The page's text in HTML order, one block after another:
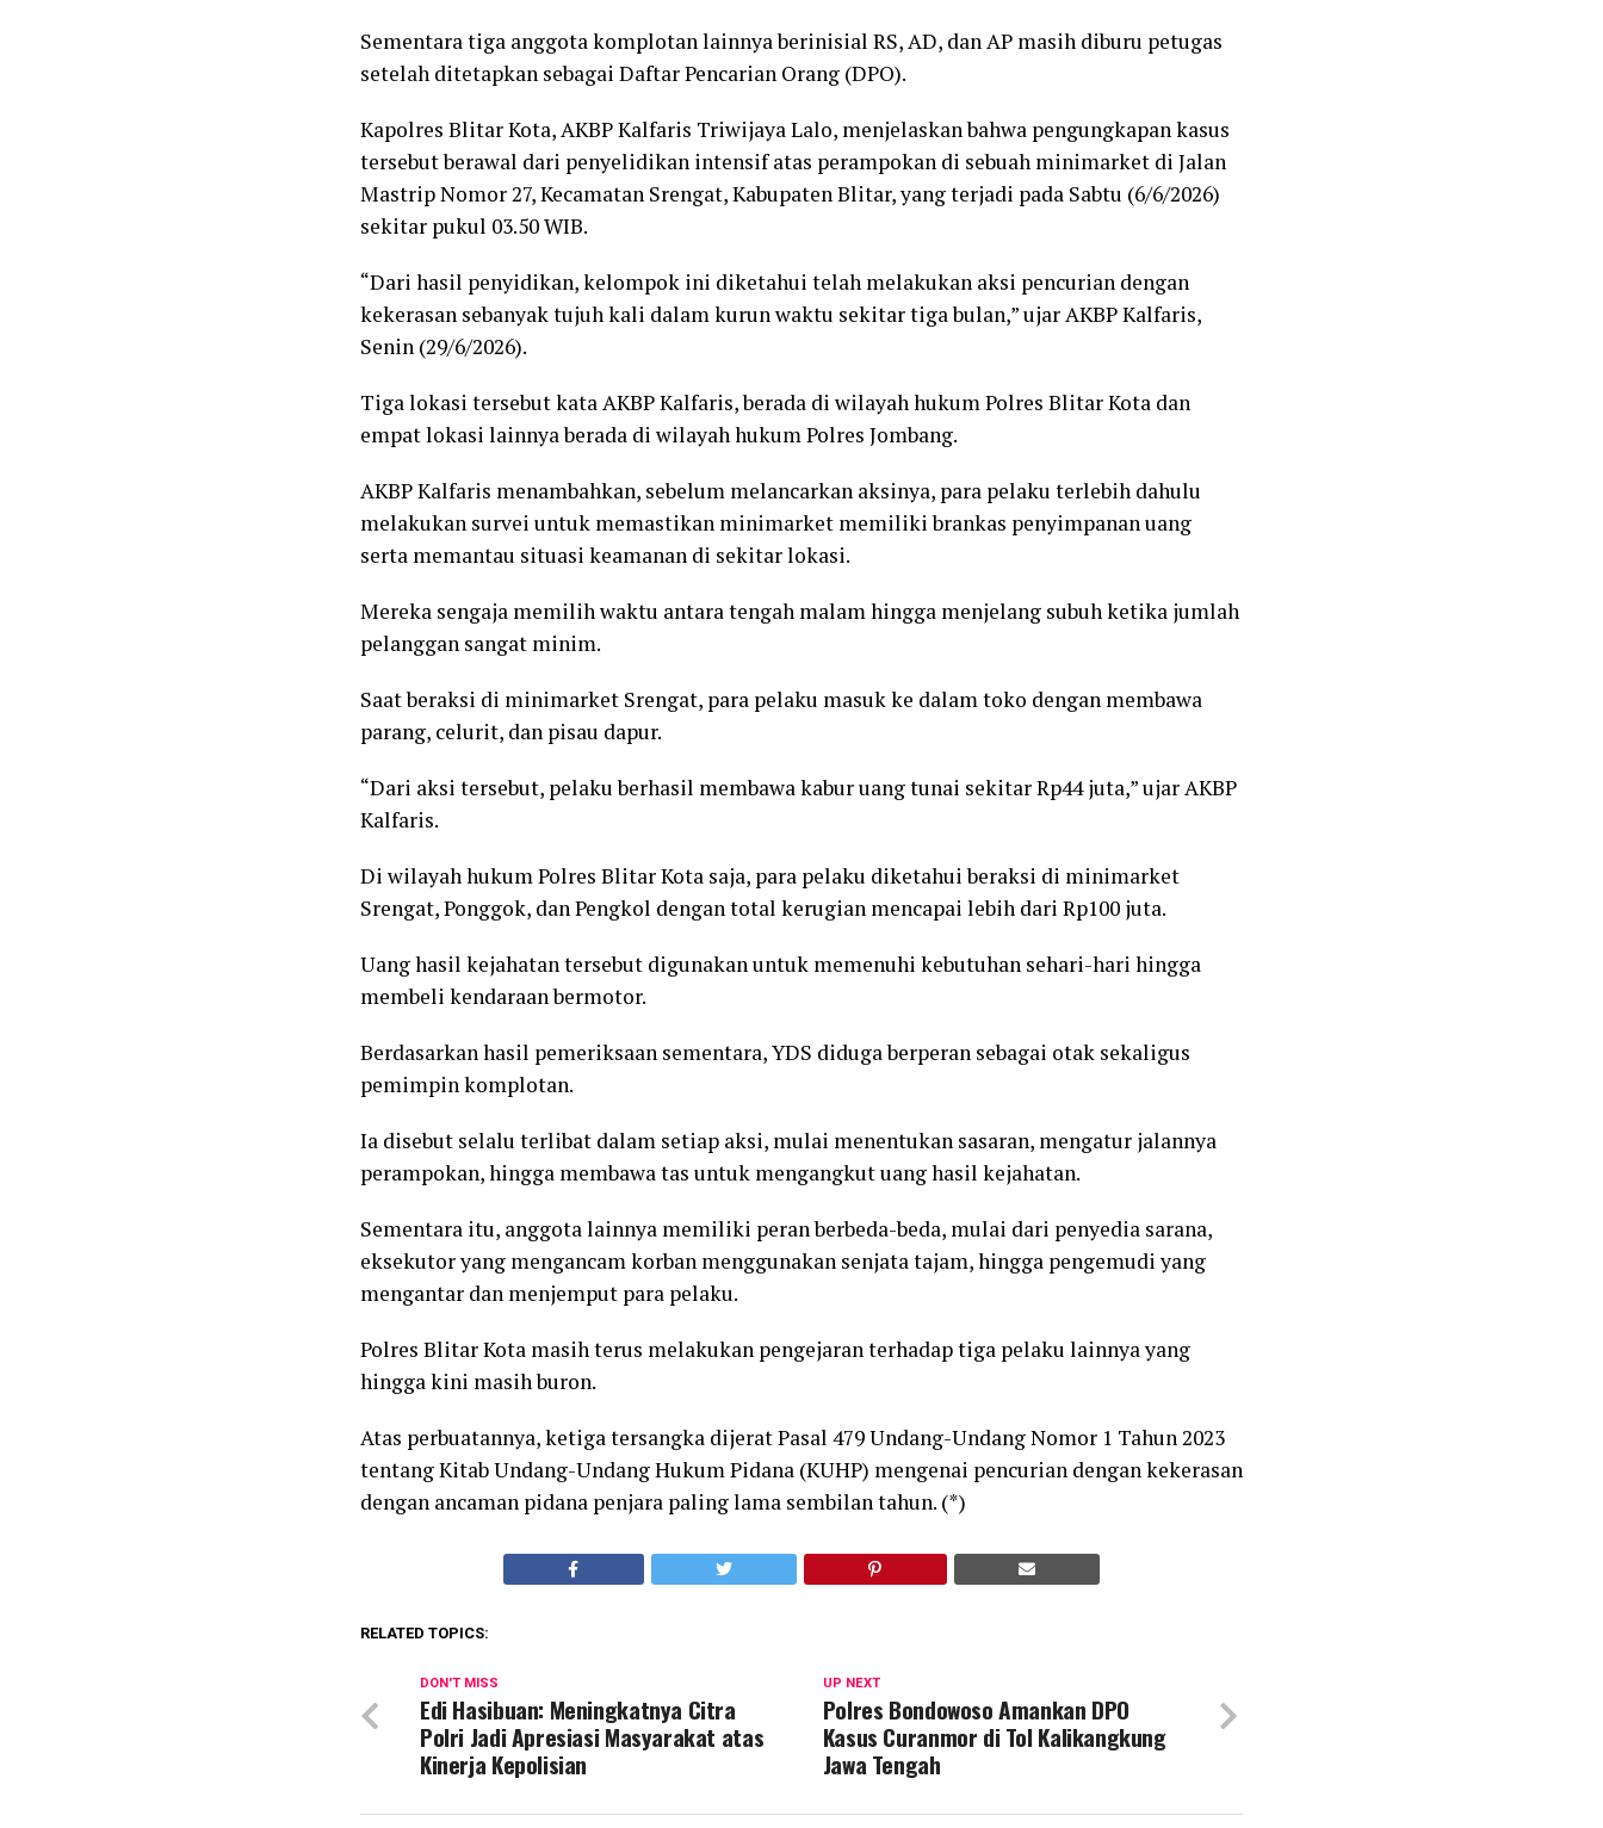
Sementara tiga anggota komplotan lainnya berinisial RS, AD, dan AP masih diburu petugas
setelah ditetapkan sebagai Daftar Pencarian Orang (DPO).
Kapolres Blitar Kota, AKBP Kalfaris Triwijaya Lalo, menjelaskan bahwa pengungkapan kasus
tersebut berawal dari penyelidikan intensif atas perampokan di sebuah minimarket di Jalan
Mastrip Nomor 27, Kecamatan Srengat, Kabupaten Blitar, yang terjadi pada Sabtu (6/6/2026)
sekitar pukul 03.50 WIB.
“Dari hasil penyidikan, kelompok ini diketahui telah melakukan aksi pencurian dengan
kekerasan sebanyak tujuh kali dalam kurun waktu sekitar tiga bulan,” ujar AKBP Kalfaris,
Senin (29/6/2026).
Tiga lokasi tersebut kata AKBP Kalfaris, berada di wilayah hukum Polres Blitar Kota dan
empat lokasi lainnya berada di wilayah hukum Polres Jombang.
AKBP Kalfaris menambahkan, sebelum melancarkan aksinya, para pelaku terlebih dahulu
melakukan survei untuk memastikan minimarket memiliki brankas penyimpanan uang
serta memantau situasi keamanan di sekitar lokasi.
Mereka sengaja memilih waktu antara tengah malam hingga menjelang subuh ketika jumlah
pelanggan sangat minim.
Saat beraksi di minimarket Srengat, para pelaku masuk ke dalam toko dengan membawa
parang, celurit, dan pisau dapur.
“Dari aksi tersebut, pelaku berhasil membawa kabur uang tunai sekitar Rp44 juta,” ujar AKBP
Kalfaris.
Di wilayah hukum Polres Blitar Kota saja, para pelaku diketahui beraksi di minimarket
Srengat, Ponggok, dan Pengkol dengan total kerugian mencapai lebih dari Rp100 juta.
Uang hasil kejahatan tersebut digunakan untuk memenuhi kebutuhan sehari-hari hingga
membeli kendaraan bermotor.
Berdasarkan hasil pemeriksaan sementara, YDS diduga berperan sebagai otak sekaligus
pemimpin komplotan.
Ia disebut selalu terlibat dalam setiap aksi, mulai menentukan sasaran, mengatur jalannya
perampokan, hingga membawa tas untuk mengangkut uang hasil kejahatan.
Sementara itu, anggota lainnya memiliki peran berbeda-beda, mulai dari penyedia sarana,
eksekutor yang mengancam korban menggunakan senjata tajam, hingga pengemudi yang
mengantar dan menjemput para pelaku.
Polres Blitar Kota masih terus melakukan pengejaran terhadap tiga pelaku lainnya yang
hingga kini masih buron.
Atas perbuatannya, ketiga tersangka dijerat Pasal 479 Undang-Undang Nomor 1 Tahun 2023
tentang Kitab Undang-Undang Hukum Pidana (KUHP) mengenai pencurian dengan kekerasan
dengan ancaman pidana penjara paling lama sembilan tahun. (*)
RELATED TOPICS:
UP NEXT
Polres Bondowoso Amankan DPO
Kasus Curanmor di Tol Kalikangkung
Jawa Tengah
DON'T MISS
Edi Hasibuan: Meningkatnya Citra
Polri Jadi Apresiasi Masyarakat atas
Kinerja Kepolisian